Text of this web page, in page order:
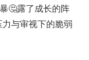
🤔露了成长的阵
与审视下的脆弱